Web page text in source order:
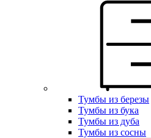
Тумбы из березы
Тумбы из бука
Тумбы из дуба
Тумбы из сосны